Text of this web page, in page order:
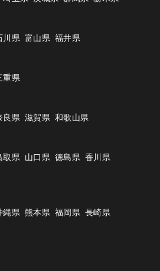
川県 富山県 福井県
重県
良県 滋賀県 和歌山県
取県 山口県 徳島県 香川県
縄県 熊本県 福岡県 長崎県